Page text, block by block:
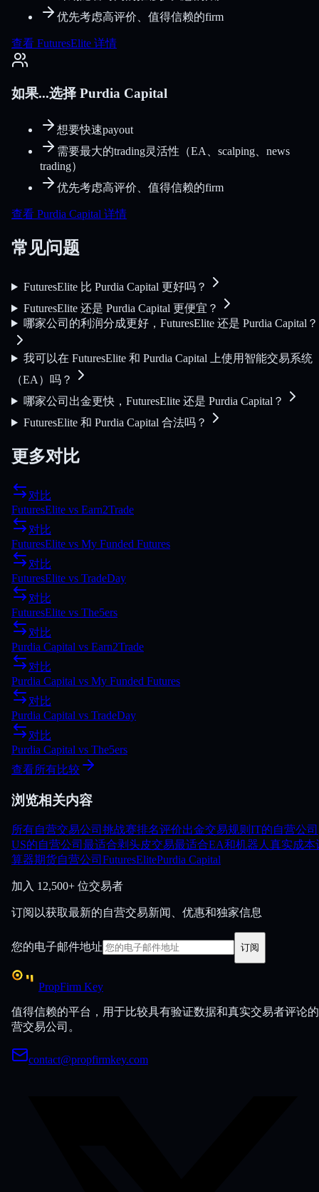
优先考虑高评价、值得信赖的firm
查看 FuturesElite 详情
如果...选择 Purdia Capital
想要快速payout
需要最大的trading灵活性（EA、scalping、news
trading）
优先考虑高评价、值得信赖的firm
查看 Purdia Capital 详情
常见问题
FuturesElite 比 Purdia Capital 更好吗？
FuturesElite 还是 Purdia Capital 更便宜？
哪家公司的利润分成更好，FuturesElite 还是 Purdia Capital？
我可以在 FuturesElite 和 Purdia Capital 上使用智能交易系统
（EA）吗？
哪家公司出金更快，FuturesElite 还是 Purdia Capital？
FuturesElite 和 Purdia Capital 合法吗？
更多对比
对比
FuturesElite vs Earn2Trade
对比
FuturesElite vs My Funded Futures
对比
FuturesElite vs TradeDay
对比
FuturesElite vs The5ers
对比
Purdia Capital vs Earn2Trade
对比
Purdia Capital vs My Funded Futures
对比
Purdia Capital vs TradeDay
对比
Purdia Capital vs The5ers
查看所有比较
浏览相关内容
所有自营交易公司 挑战赛排名评价出金交易规则 IT的自营公司
US的自营公司 最适合剥头皮交易最适合EA和机器人 真实成本
算器期货自营公司 FuturesElitePurdia Capital
加入 12,500+ 位交易者
订阅以获取最新的自营交易新闻、优惠和独家信息
您的电子邮件地址 订阅
PropFirm Key
值得信赖的平台，用于比较具有验证数据和真实交易者评论
营交易公司。
contact@propfirmkey.com